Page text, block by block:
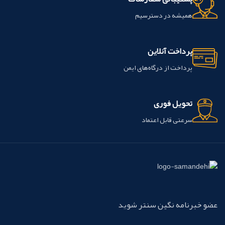
همیشه در دسترسیم
پرداخت آنلاین
پرداخت از درگاه‌های ایمن
تحویل فوری
سرعتی قابل اعتماد
عضو خبرنامه نگین سنتر شوید